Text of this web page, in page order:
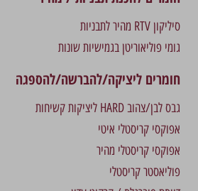
סיליקון RTV מהיר לתבניות
גומי פוליאוריטן בגמישיות שונות
חומרים ליציקה/להברשה/להספגה
גבס לבן/צהוב HARD ליציקות קשיחות
אפוקסי קריסטלי איטי
אפוקסי קריסטלי מהיר
פוליאסטר קריסטלי